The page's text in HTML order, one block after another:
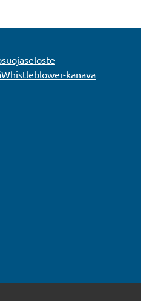
Whistleblower-kanava